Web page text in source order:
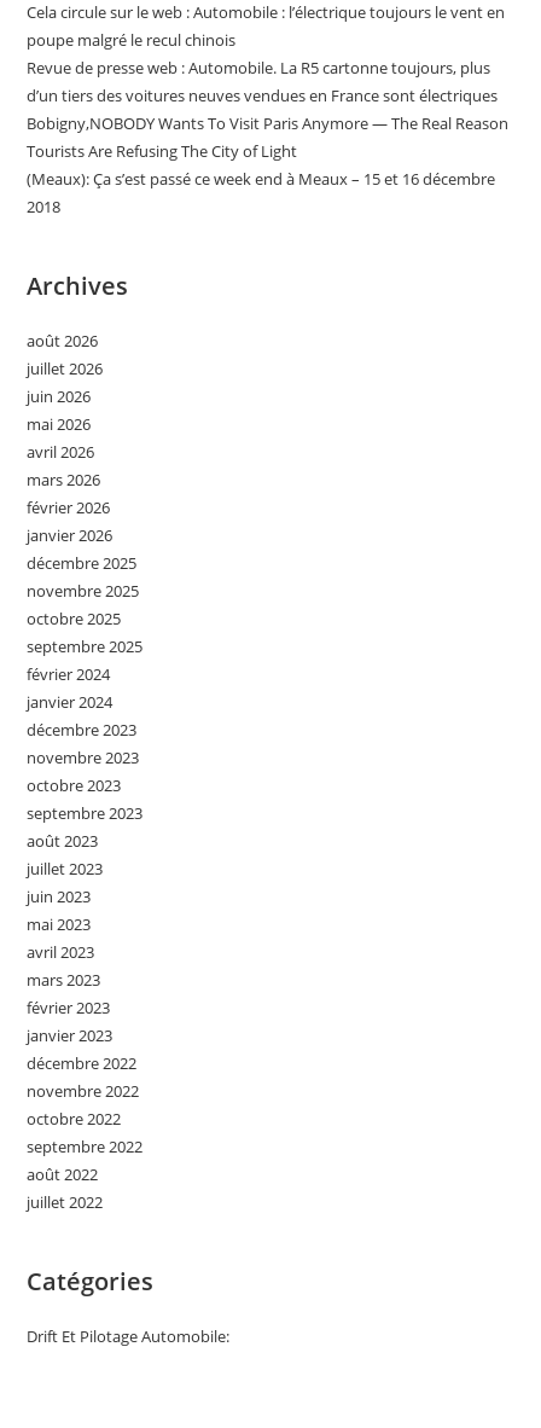
Cela circule sur le web : Automobile : l’électrique toujours le vent en
poupe malgré le recul chinois
Revue de presse web : Automobile. La R5 cartonne toujours, plus
d’un tiers des voitures neuves vendues en France sont électriques
Bobigny,NOBODY Wants To Visit Paris Anymore — The Real Reason
Tourists Are Refusing The City of Light
(Meaux): Ça s’est passé ce week end à Meaux – 15 et 16 décembre
2018
Archives
août 2026
juillet 2026
juin 2026
mai 2026
avril 2026
mars 2026
février 2026
janvier 2026
décembre 2025
novembre 2025
octobre 2025
septembre 2025
février 2024
janvier 2024
décembre 2023
novembre 2023
octobre 2023
septembre 2023
août 2023
juillet 2023
juin 2023
mai 2023
avril 2023
mars 2023
février 2023
janvier 2023
décembre 2022
novembre 2022
octobre 2022
septembre 2022
août 2022
juillet 2022
Catégories
Drift Et Pilotage Automobile: